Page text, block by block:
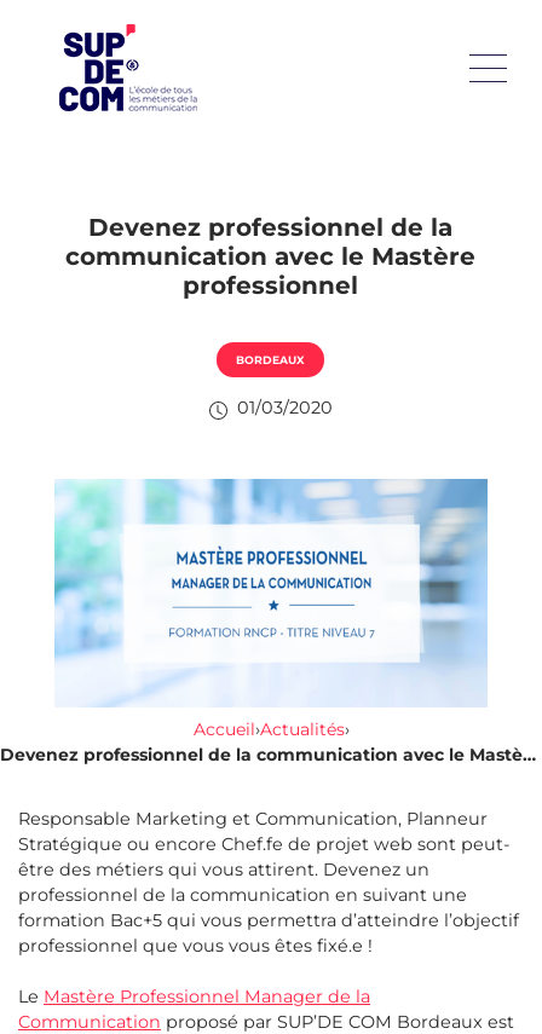
Devenez professionnel de la
communication avec le Mastère
professionnel
BORDEAUX
01/03/2020
Accueil›Actualités›
Devenez professionnel de la communication avec le Mastère professionnel
Responsable Marketing et Communication, Planneur
Stratégique ou encore Chef.fe de projet web sont peut-
être des métiers qui vous attirent. Devenez un
professionnel de la communication en suivant une
formation Bac+5 qui vous permettra d’atteindre l’objectif
professionnel que vous vous êtes fixé.e !
Le Mastère Professionnel Manager de la
Communication proposé par SUP’DE COM Bordeaux est